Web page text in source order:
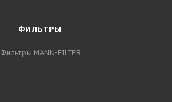
ФИЛЬТРЫ
Фильтры MANN-FILTER